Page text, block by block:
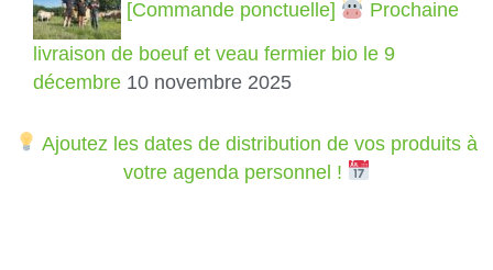
[Commande ponctuelle]
Prochaine
livraison de boeuf et veau fermier bio le 9
décembre 10 novembre 2025
Ajoutez les dates de distribution de vos produits à
votre agenda personnel !